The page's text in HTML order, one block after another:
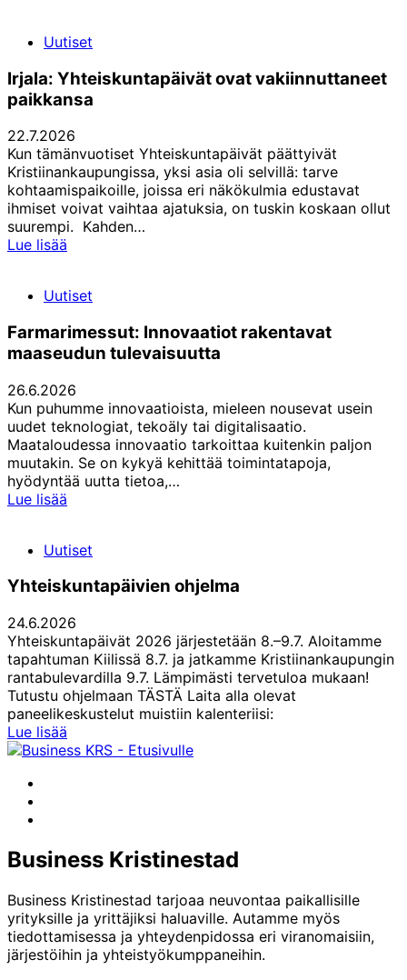
on
ilmestynyt!
Uutiset
Irjala: Yhteiskuntapäivät ovat vakiinnuttaneet
paikkansa
22.7.2026
Kun tämänvuotiset Yhteiskuntapäivät päättyivät
Kristiinankaupungissa, yksi asia oli selvillä: tarve
kohtaamispaikoille, joissa eri näkökulmia edustavat
ihmiset voivat vaihtaa ajatuksia, on tuskin koskaan ollut
suurempi. Kahden…
Lue lisää
vakiinnuttaneet
Uutiset
Farmarimessut: Innovaatiot rakentavat
maaseudun tulevaisuutta
26.6.2026
Kun puhumme innovaatioista, mieleen nousevat usein
uudet teknologiat, tekoäly tai digitalisaatio.
Maataloudessa innovaatio tarkoittaa kuitenkin paljon
muutakin. Se on kykyä kehittää toimintatapoja,
hyödyntää uutta tietoa,…
Lue lisää
maaseudun
Uutiset
Yhteiskuntapäivien ohjelma
24.6.2026
Yhteiskuntapäivät 2026 järjestetään 8.–9.7. Aloitamme
tapahtuman Kiilissä 8.7. ja jatkamme Kristiinankaupungin
rantabulevardilla 9.7. Lämpimästi tervetuloa mukaan!
Tutustu ohjelmaan TÄSTÄ Laita alla olevat
paneelikeskustelut muistiin kalenteriisi:
Lue lisää
ohjelma
Business Kristinestad
Business Kristinestad tarjoaa neuvontaa paikallisille
yrityksille ja yrittäjiksi haluaville. Autamme myös
tiedottamisessa ja yhteydenpidossa eri viranomaisiin,
järjestöihin ja yhteistyökumppaneihin.